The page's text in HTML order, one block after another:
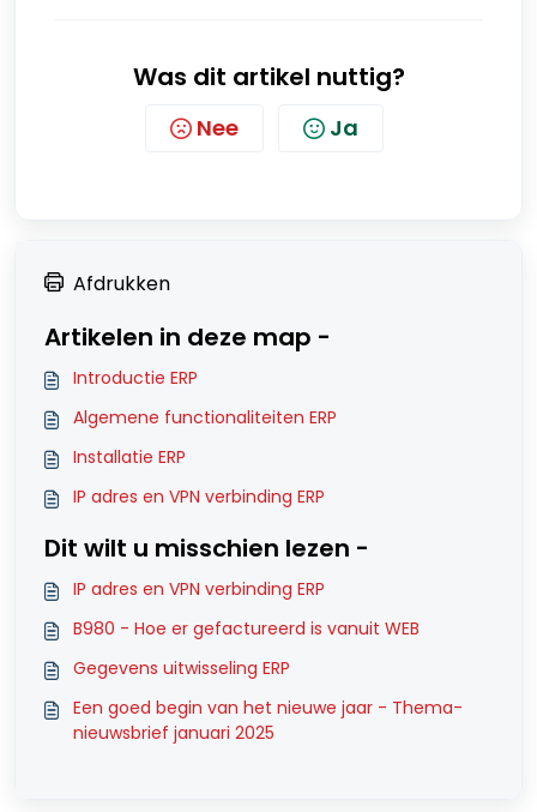
Was dit artikel nuttig?
Nee Ja
Afdrukken
Artikelen in deze map -
Introductie ERP
Algemene functionaliteiten ERP
Installatie ERP
IP adres en VPN verbinding ERP
Dit wilt u misschien lezen -
IP adres en VPN verbinding ERP
B980 - Hoe er gefactureerd is vanuit WEB
Gegevens uitwisseling ERP
Een goed begin van het nieuwe jaar - Thema-
nieuwsbrief januari 2025